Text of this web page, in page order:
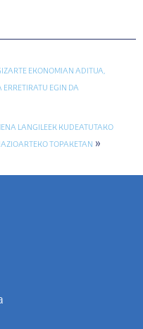
EKONOMIAN ADITUA,
ERRETIRATU EGIN DA
LANGILEEK KUDEATUTAKO
TOPAKETAN »